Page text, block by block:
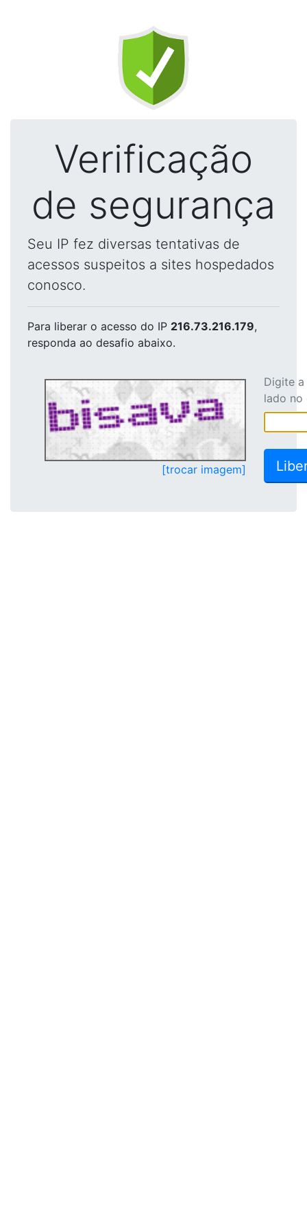
Verificação
de segurança
Seu IP fez diversas tentativas de
acessos suspeitos a sites hospedados
conosco.
Para liberar o acesso do IP 216.73.216.179,
responda ao desafio abaixo.
[trocar imagem]
Digite
lado no